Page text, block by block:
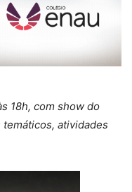
18h, com show do
atividades